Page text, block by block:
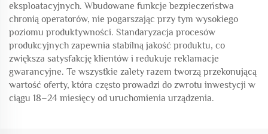
eksploatacyjnych. Wbudowane funkcje bezpieczeństwa
chronią operatorów, nie pogarszając przy tym wysokiego
poziomu produktywności. Standaryzacja procesów
produkcyjnych zapewnia stabilną jakość produktu, co
zwiększa satysfakcję klientów i redukuje reklamacje
gwarancyjne. Te wszystkie zalety razem tworzą przekonującą
wartość oferty, która często prowadzi do zwrotu inwestycji w
ciągu 18–24 miesięcy od uruchomienia urządzenia.